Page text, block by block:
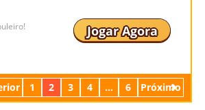
Jogar Agora
1 2 3 4 ... 6 Próximo